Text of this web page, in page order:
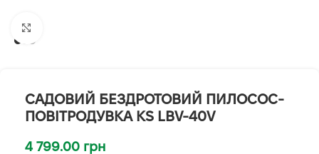
САДОВИЙ БЕЗДРОТОВИЙ ПИЛОСОС-
ПОВІТРОДУВКА KS LBV-40V
4 799.00 грн